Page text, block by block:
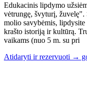
Edukacinis lipdymo
vėtrungę, švyturį, žuvelę".
molio savybėmis,
krašto istoriją ir kultūrą.
vaikams (nuo 5 m. su pri
Atidaryti ir rezervuoti →